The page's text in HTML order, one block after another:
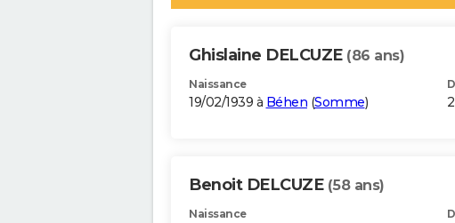
Ghislaine DELCUZE (86 ans)
Naissance
19/02/1939 à Béhen (Somme)
Benoit DELCUZE (58 ans)
Naissance